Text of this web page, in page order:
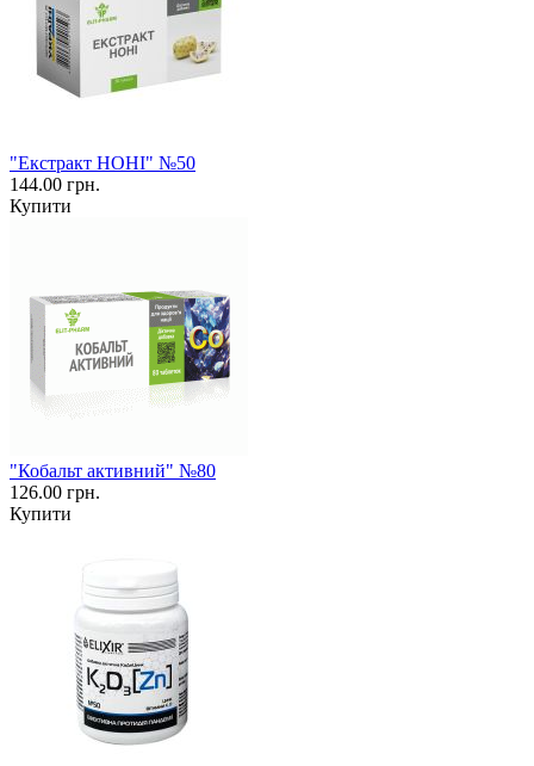
"Екстракт НОНІ" №50
144.00 грн.
Купити
"Кобальт активний" №80
126.00 грн.
Купити